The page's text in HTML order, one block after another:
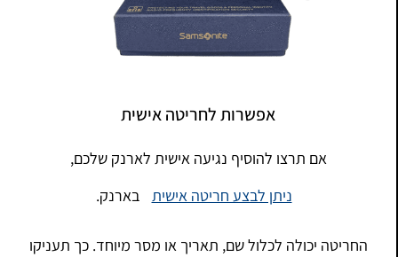
אפשרות לחריטה אישית
אם תרצו להוסיף נגיעה אישית לארנק שלכם,
ניתן לבצע חריטה אישית
בארנק.
החריטה יכולה לכלול שם, תאריך או מסר מיוחד. כך תעניקו